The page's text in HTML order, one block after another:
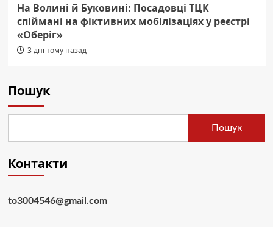
На Волині й Буковині: Посадовці ТЦК
спіймані на фіктивних мобілізаціях у реєстрі
«Оберіг»
3 дні тому назад
Пошук
Пошук
Контакти
to3004546@gmail.com